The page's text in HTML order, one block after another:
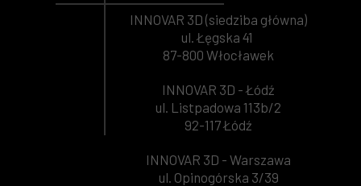
INNOVAR 3D (siedziba główna)
ul. Łęgska 41
87-800 Włocławek
INNOVAR 3D - Łódź
ul. Listpadowa 113b/2
92-117 Łódź
INNOVAR 3D - Warszawa
ul. Opinogórska 3/39